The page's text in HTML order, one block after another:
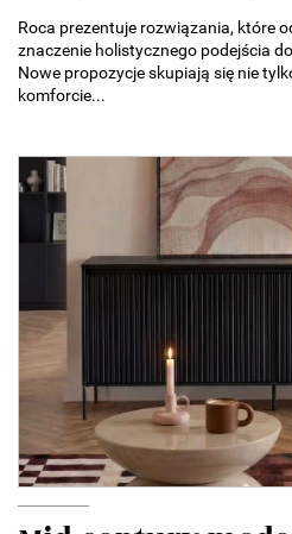
Roca prezentuje rozwiązania, które
znaczenie holistycznego podejścia
Nowe propozycje skupiają się nie
komforcie...